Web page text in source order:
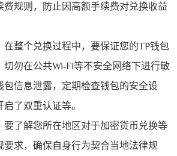
费规则，防止因高额手续费对兑换收益
在整个兑换过程中，要保证您的TP钱包
切勿在公共Wi-Fi等不安全网络下进行敏
包信息泄露，定期检查钱包的安全设
了双重认证等。
要了解您所在地区对于加密货币兑换等
要求，确保自身行为契合当地法律规